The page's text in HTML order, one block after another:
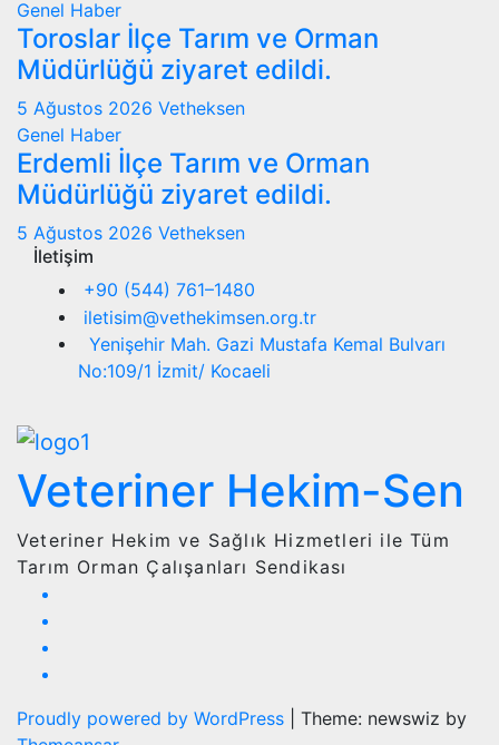
Genel Haber
Toroslar İlçe Tarım ve Orman
Müdürlüğü ziyaret edildi.
5 Ağustos 2026 Vetheksen
Genel Haber
Erdemli İlçe Tarım ve Orman
Müdürlüğü ziyaret edildi.
5 Ağustos 2026 Vetheksen
İletişim
+90 (544) 761–1480
iletisim@vethekimsen.org.tr
Yenişehir Mah. Gazi Mustafa Kemal Bulvarı
No:109/1 İzmit/ Kocaeli
Veteriner Hekim-Sen
Veteriner Hekim ve Sağlık Hizmetleri ile Tüm
Tarım Orman Çalışanları Sendikası
Proudly powered by WordPress
Theme: newswiz by